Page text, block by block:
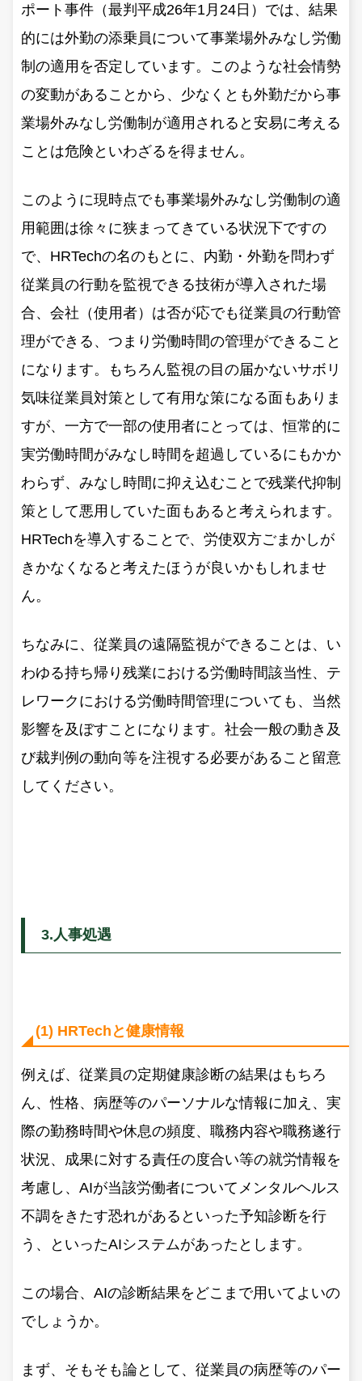
ポート事件（最判平成26年1月24日）では、結果
的には外勤の添乗員について事業場外みなし労働
制の適用を否定しています。このような社会情勢
の変動があることから、少なくとも外勤だから事
業場外みなし労働制が適用されると安易に考える
ことは危険といわざるを得ません。
このように現時点でも事業場外みなし労働制の適
用範囲は徐々に狭まってきている状況下ですの
で、HRTechの名のもとに、内勤・外勤を問わず
従業員の行動を監視できる技術が導入された場
合、会社（使用者）は否が応でも従業員の行動管
理ができる、つまり労働時間の管理ができること
になります。もちろん監視の目の届かないサボリ
気味従業員対策として有用な策になる面もありま
すが、一方で一部の使用者にとっては、恒常的に
実労働時間がみなし時間を超過しているにもかか
わらず、みなし時間に抑え込むことで残業代抑制
策として悪用していた面もあると考えられます。
HRTechを導入することで、労使双方ごまかしが
きかなくなると考えたほうが良いかもしれませ
ん。
ちなみに、従業員の遠隔監視ができることは、い
わゆる持ち帰り残業における労働時間該当性、テ
レワークにおける労働時間管理についても、当然
影響を及ぼすことになります。社会一般の動き及
び裁判例の動向等を注視する必要があること留意
してください。
3.人事処遇
(1) HRTechと健康情報
例えば、従業員の定期健康診断の結果はもちろ
ん、性格、病歴等のパーソナルな情報に加え、実
際の勤務時間や休息の頻度、職務内容や職務遂行
状況、成果に対する責任の度合い等の就労情報を
考慮し、AIが当該労働者についてメンタルヘルス
不調をきたす恐れがあるといった予知診断を行
う、といったAIシステムがあったとします。
この場合、AIの診断結果をどこまで用いてよいの
でしょうか。
まず、そもそも論として、従業員の病歴等のパー